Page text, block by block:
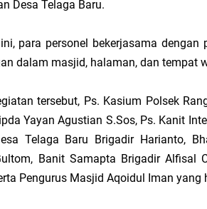
Hari Mangrove Sedunia, Yayasan Generasi
Audiensi Bupati Asmar Berbuah Komitmen
Camat Pulau Merbau Hermansyah, S.H.
Desa Telaga Baru.
para personel bekerjasama dengan
dalam masjid, halaman, dan tempat
tersebut, Ps. Kasium Polsek
Yayan Agustian S.Sos, Ps. Kanit
Telaga Baru Brigadir Harianto,
Banit Samapta Brigadir Alfisal
Pengurus Masjid Aqoidul Iman yang